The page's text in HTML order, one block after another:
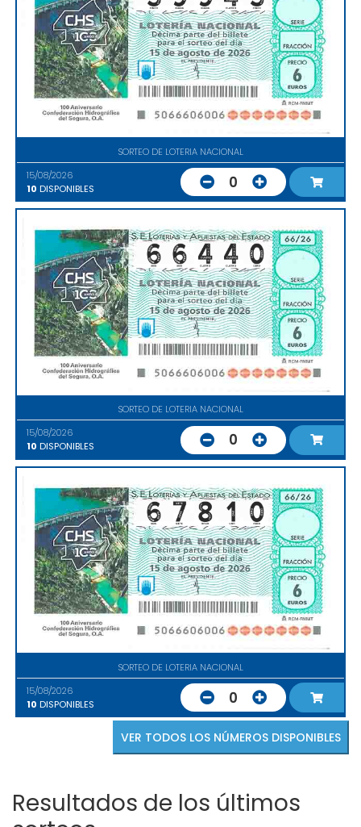
SORTEO DE LOTERIA NACIONAL
15/08/2026
10 DISPONIBLES 0
SORTEO DE LOTERIA NACIONAL
15/08/2026
10 DISPONIBLES 0
SORTEO DE LOTERIA NACIONAL
15/08/2026
10 DISPONIBLES 0
VER TODOS LOS NÚMEROS DISPONIBLES
Resultados de los últimos